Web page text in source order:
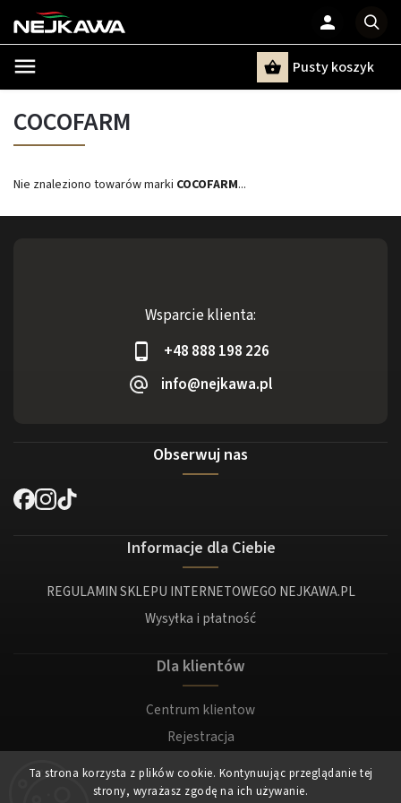
Ta strona korzysta z plików cookie. Kontynuując przeglądanie tej
strony, wyrażasz zgodę na ich używanie.
Pusty koszyk
COCOFARM
Nie znaleziono towarów marki COCOFARM...
Wsparcie klienta:
+48 888 198 226
info@nejkawa.pl
Obserwuj nas
Informacje dla Ciebie
REGULAMIN SKLEPU INTERNETOWEGO NEJKAWA.PL
Wysyłka i płatność
Dla klientów
Centrum klientow
Rejestracja
Zaloguj sie